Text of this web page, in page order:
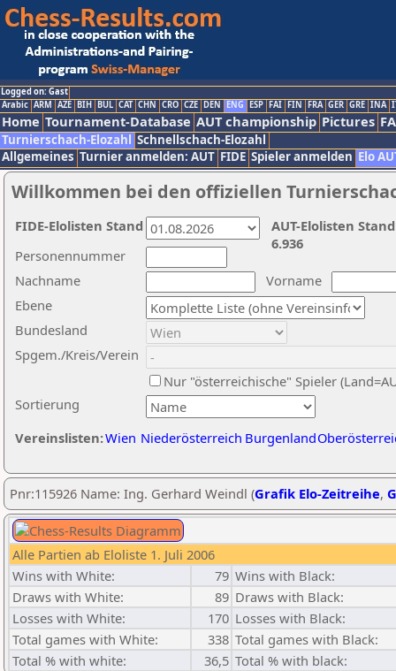
Logged on: Gast
Arabic ARM AZE BIH BUL CAT CHN CRO CZE DEN ENG ESP FAI FIN FRA GER GRE INA
Home Tournament-Database AUT championship Pictures
Turnierschach-Elozahl Schnellschach-Elozahl
Allgemeines Turnier anmelden: AUT FIDE Spieler anmelden Elo
Willkommen bei den offiziellen
Nachname
Vorname
Ebene
Sortierung
Personennummer
Bundesland
Spgem./Kreis/Verein
Nur "österreichische" Spieler
Vereinslisten:Wien Niederösterreich Burgenland
AUT-Elolisten
6.936
FIDE-Elolisten Stand
Pnr:115926 Name: Ing. Gerhard Weindl (Grafik Elo-Zeitreihe,
Alle Partien ab Eloliste 1. Juli 2006
Wins with White:
79 Wins with Black:
Draws with White:
89 Draws with Black:
Losses with White:
170 Losses with Black:
Total games with White:
338 Total games with Black:
Total % with white:
36,5 Total % with black: